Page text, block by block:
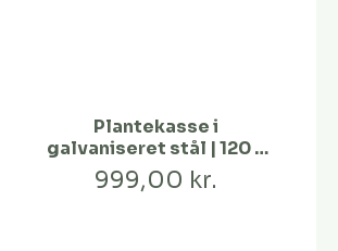
Plantekasse i
galvaniseret stål | 120 x
40 x 25
999,00 kr.